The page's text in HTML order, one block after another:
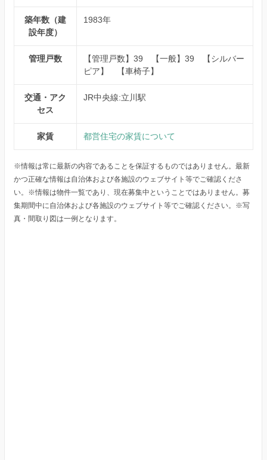
築年数（建
設年度）
1983年
管理戸数
【管理戸数】39 【一般】39 【シルバー
ピア】 【車椅子】
交通・アク
セス
JR中央線:立川駅
家賃 都営住宅の家賃について
※情報は常に最新の内容であることを保証するものではありません。最新
かつ正確な情報は自治体および各施設のウェブサイト等でご確認くださ
い。※情報は物件一覧であり、現在募集中ということではありません。募
集期間中に自治体および各施設のウェブサイト等でご確認ください。※写
真・間取り図は一例となります。